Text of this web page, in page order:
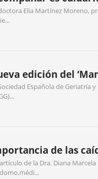
Elia Martínez Moreno,
edición del
Española de Geriatría
de las
de la Dra. Diana